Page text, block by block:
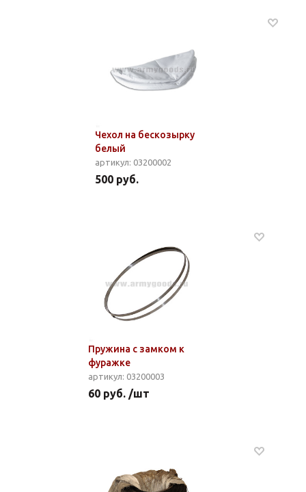
Чехол на бескозырку
белый
артикул: 03200002
500 руб.
Пружина с замком к
фуражке
артикул: 03200003
60 руб. /шт